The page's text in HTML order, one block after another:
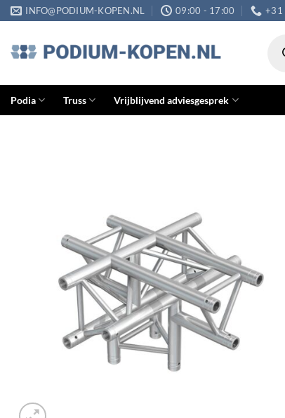
Ga
naar
inhoud
INFO@PODIUM-KOPEN.NL 09:00 - 17:00 +31
Podia Truss Vrijblijvend adviesgesprek